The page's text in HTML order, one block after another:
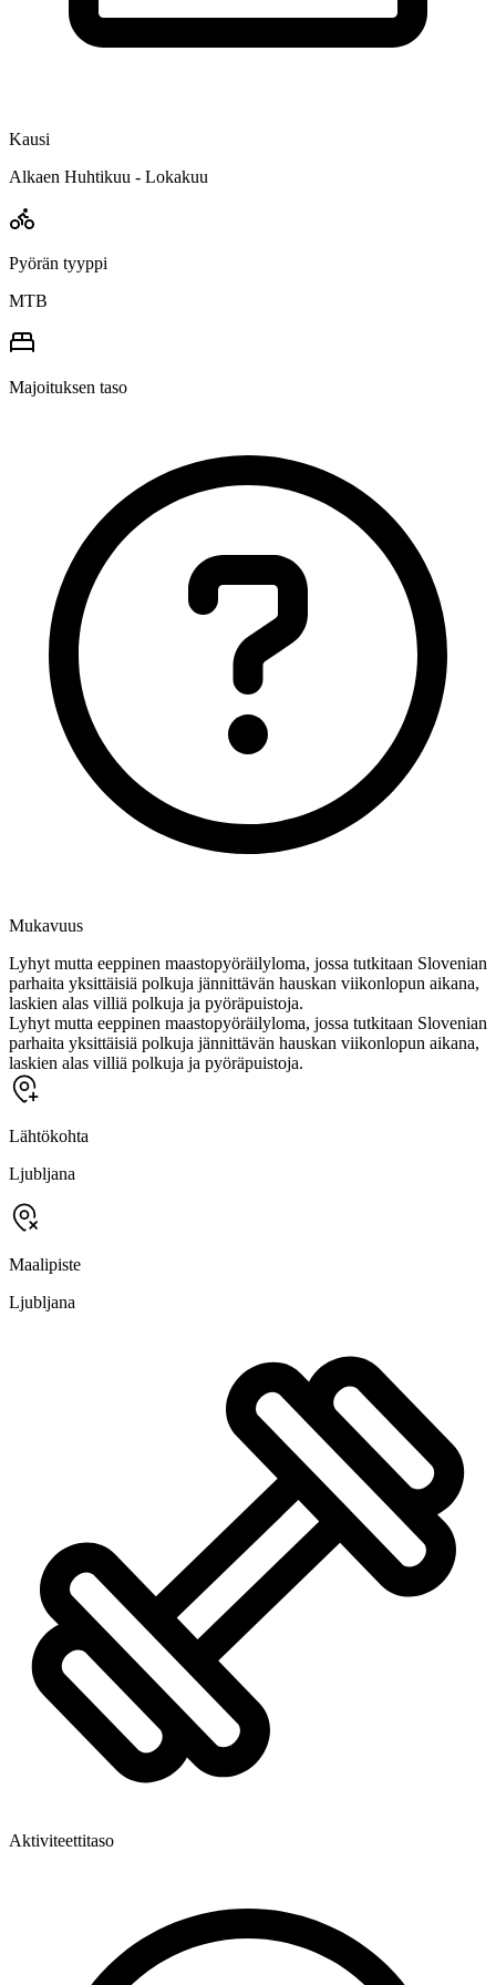
Kausi
Alkaen Huhtikuu - Lokakuu
Pyörän tyyppi
MTB
Majoituksen taso
Mukavuus
Lyhyt mutta eeppinen maastopyöräilyloma, jossa tutkitaan Slovenian
parhaita yksittäisiä polkuja jännittävän hauskan viikonlopun aikana,
laskien alas villiä polkuja ja pyöräpuistoja.
Lyhyt mutta eeppinen maastopyöräilyloma, jossa tutkitaan Slovenian
parhaita yksittäisiä polkuja jännittävän hauskan viikonlopun aikana,
laskien alas villiä polkuja ja pyöräpuistoja.
Lähtökohta
Ljubljana
Maalipiste
Ljubljana
Aktiviteettitaso